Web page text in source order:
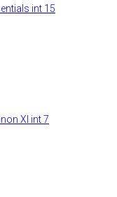
int 15
XI int 7